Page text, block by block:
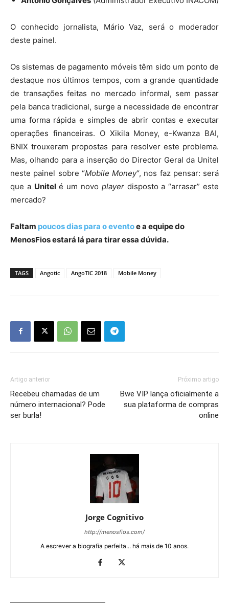
O conhecido jornalista, Mário Vaz, será o moderador
deste painel.
Os sistemas de pagamento móveis têm sido um ponto de
destaque nos últimos tempos, com a grande quantidade
de transações feitas no mercado informal, sem passar
pela banca tradicional, surge a necessidade de encontrar
uma forma rápida e simples de abrir contas e executar
operações financeiras. O Xikila Money, e-Kwanza BAI,
BNIX trouxeram propostas para resolver este problema.
Mas, olhando para a inserção do Director Geral da Unitel
neste painel sobre “Mobile Money“, nos faz pensar: será
que a Unitelé um novo player disposto a “arrasar” este
mercado?
Faltam poucos dias para o eventoe a equipe do
MenosFios estará lá para tirar essa dúvida.
TAGS Angotic AngoTIC 2018 Mobile Money
Artigo anterior
Recebeu chamadas de um
número internacional? Pode
ser burla!
Próximo artigo
Bwe VIP lança oficialmente a
sua plataforma de compras
online
Jorge Cognitivo
http://menosfios.com/
A escrever a biografia perfeita... há mais de 10 anos.